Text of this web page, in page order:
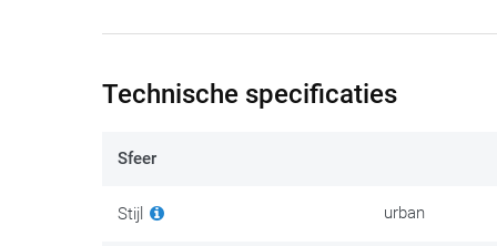
te openen protectorzakken maken het perfect
ellebogen vlot te verwijderen zodra je afstapt.
De verschillende Tech-Air airbagsystemenzijn
Technische specificaties
Sfeer
Stijl urban